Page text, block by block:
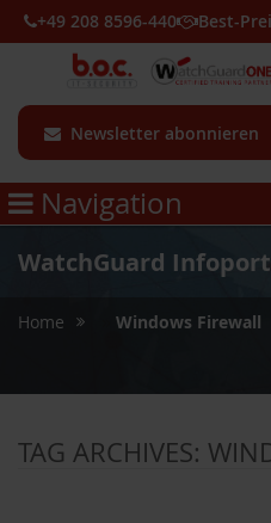
Newsletter abonnieren
+49 208 8596-440 Best-
Navigation
WatchGuard
Home Windows Firewall
TAG ARCHIVES: